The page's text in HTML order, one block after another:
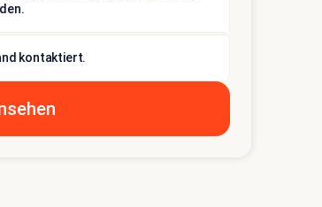
kontaktiert.